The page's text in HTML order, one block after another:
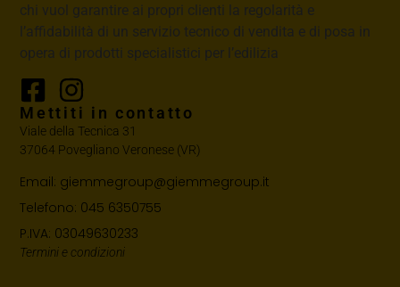
chi vuol garantire ai propri clienti la regolarità e
l’affidabilità di un servizio tecnico di vendita e di posa in
opera di prodotti specialistici per l’edilizia
Mettiti in contatto
Viale della Tecnica 31
37064 Povegliano Veronese (VR)
Email: giemmegroup@giemmegroup.it
Telefono: 045 6350755
P.IVA: 03049630233
Termini e condizioni